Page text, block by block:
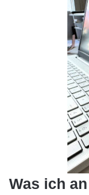
Was ich